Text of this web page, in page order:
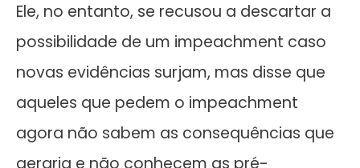
Ele, no entanto, se recusou a descartar a
possibilidade de um impeachment caso
novas evidências surjam, mas disse que
aqueles que pedem o impeachment
agora não sabem as consequências que